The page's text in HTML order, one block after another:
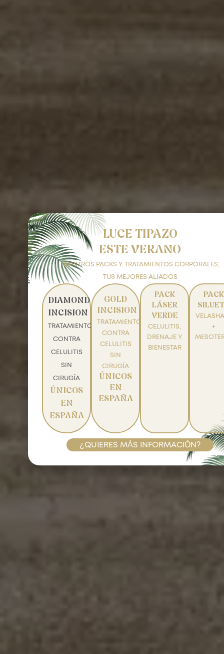
LUCE TIPAZO
ESTE VERANO
NUESTROS PACKS Y TRATAMIENTOS CORPORALES,
TUS MEJORES ALIADOS
DIAMOND
INCISION
TRATAMIENTO
CONTRA
CELULITIS
SIN
CIRUGÍA
ÚNICOS
EN
ESPAÑA
GOLD
INCISION
TRATAMIENTO
CONTRA
CELULITIS
SIN
CIRUGÍA
ÚNICOS
EN
ESPAÑA
PACK
LÁSER
VERDE
CELULITIS,
DRENAJE Y
BIENESTAR
PACK
+
¿QUIERES MÁS INFORMACIÓN?